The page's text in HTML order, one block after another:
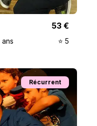
53 €
ans ⭐️ 5
Récurrent